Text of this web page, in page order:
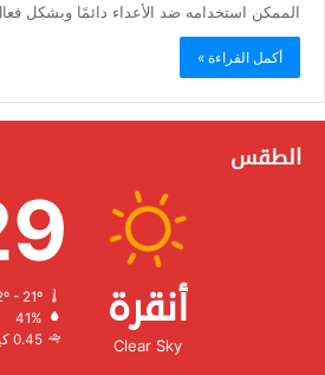
الممكن استخدامه ضد الأعداء دائمًا وبشكل
أكمل القراءة »
الطقس
أنقرة
Clear Sky
32º - 21º
الرطوبة:
الرياح:0.45 كيلومتر/ساعة